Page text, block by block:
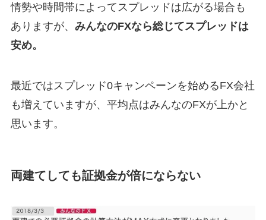
情勢や時間帯によってスプレッドは広がる場合も
ありますが、 みんなのFXなら総じてスプレッドは
安め。
最近ではスプレッド0キャンペーンを始めるFX会社
も増えていますが、平均点はみんなのFXが上かと
思います。
両建てしても証拠金が倍にならない